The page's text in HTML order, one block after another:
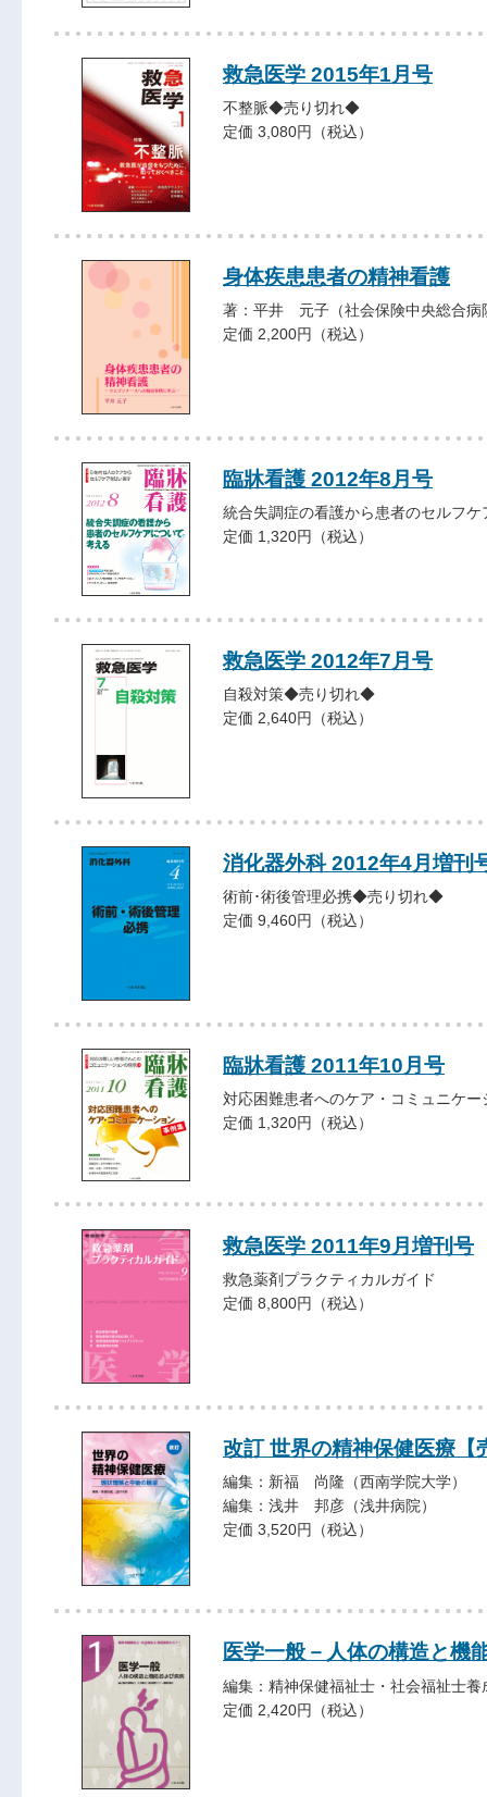
救急医学 2015年1月号
不整脈◆売り切れ◆
定価 3,080円（税込）
身体疾患患者の精神看護
著：平井 元子（社会保険中央総合病
定価 2,200円（税込）
臨牀看護 2012年8月号
統合失調症の看護から患者のセルフ
定価 1,320円（税込）
救急医学 2012年7月号
自殺対策◆売り切れ◆
定価 2,640円（税込）
消化器外科 2012年4月増刊
術前･術後管理必携◆売り切れ◆
定価 9,460円（税込）
臨牀看護 2011年10月号
対応困難患者へのケア・コミュニケ
定価 1,320円（税込）
救急医学 2011年9月増刊号
救急薬剤プラクティカルガイド
定価 8,800円（税込）
改訂 世界の精神保健医療【
編集：新福 尚隆（西南学院大学）
編集：浅井 邦彦（浅井病院）
定価 3,520円（税込）
医学一般－人体の構造と機
編集：精神保健福祉士・社会福祉士
定価 2,420円（税込）